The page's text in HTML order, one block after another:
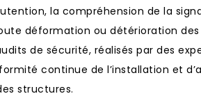
la compréhension de la
déformation ou détérioration
de sécurité, réalisés par des
continue de l’installation et
structures.